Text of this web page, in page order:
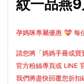
紋一品燕
孕媽咪專屬優惠 💝 每
請您將「媽媽手冊或
官方粉絲專頁或 LINE
我們將盡快回覆您折扣